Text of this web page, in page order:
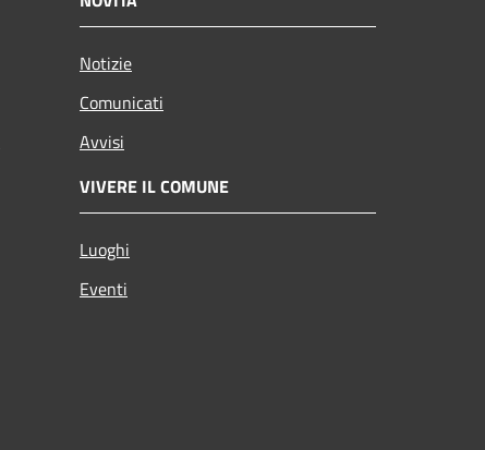
Notizie
Comunicati
Avvisi
VIVERE IL COMUNE
Luoghi
Eventi